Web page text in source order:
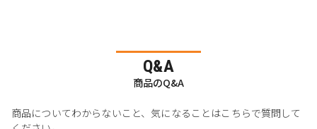
Q&A
商品のQ&A
商品についてわからないこと、気になることはこちらで質問して